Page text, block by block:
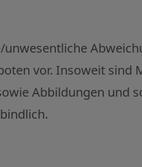
vor. Insoweit sind
Abbildungen und